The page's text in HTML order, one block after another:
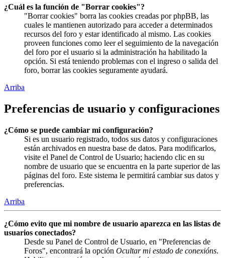
¿Cuál es la función de "Borrar cookies"?
"Borrar cookies" borra las cookies creadas por phpBB, las
cuales le mantienen autorizado para acceder a determinados
recursos del foro y estar identificado al mismo. Las cookies
proveen funciones como leer el seguimiento de la navegación
del foro por el usuario si la administración ha habilitado la
opción. Si está teniendo problemas con el ingreso o salida del
foro, borrar las cookies seguramente ayudará.
Arriba
Preferencias de usuario y configuraciones
¿Cómo se puede cambiar mi configuración?
Si es un usuario registrado, todos sus datos y configuraciones
están archivados en nuestra base de datos. Para modificarlos,
visite el Panel de Control de Usuario; haciendo clic en su
nombre de usuario que se encuentra en la parte superior de las
páginas del foro. Este sistema le permitirá cambiar sus datos y
preferencias.
Arriba
¿Cómo evito que mi nombre de usuario aparezca en las listas de
usuarios conectados?
Desde su Panel de Control de Usuario, en "Preferencias de
Foros", encontrará la opción Ocultar mi estado de conexións.